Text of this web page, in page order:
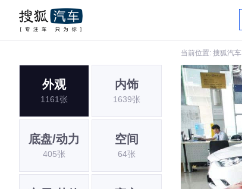
当前位置: 搜狐汽车
外观
1161张
内饰
1639张
底盘/动力
405张
空间
64张